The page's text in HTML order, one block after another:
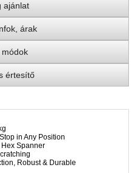
ajánlat
árak
módok
értesítő
in Any Position
Spanner
Robust & Durable